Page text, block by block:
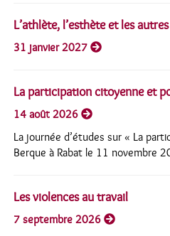
L’athlète, l’esthète et les
31 janvier 2027
La participation citoyenne et
14 août 2026
La journée d’études sur « La
Berque à Rabat le 11 novembre
Les violences au travail
7 septembre 2026